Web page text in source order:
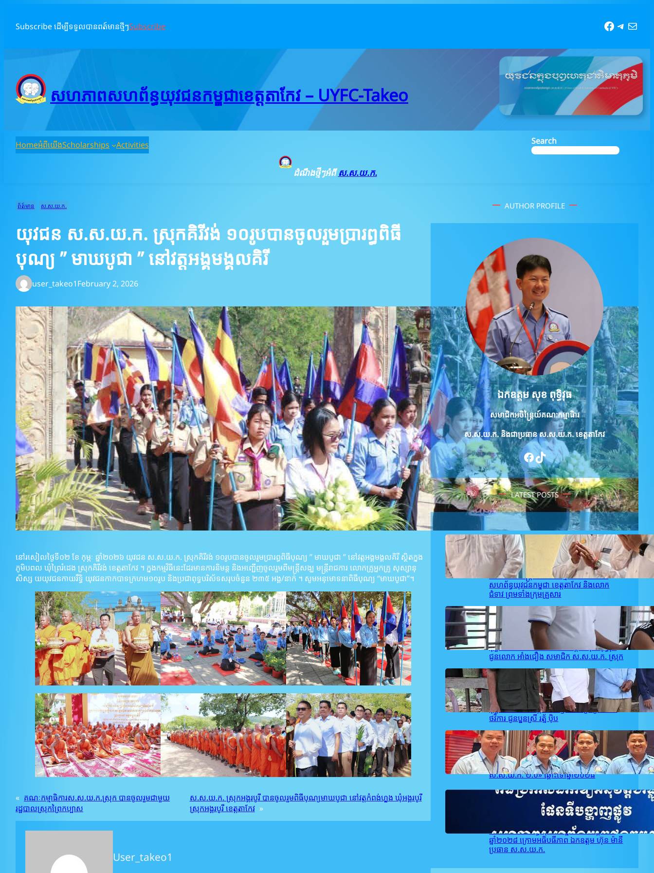
content
Subscribe ដើម្បីទទួលបានពត៍មានថ្មីៗSubscribe Mail
សហភាពសហព័ន្ធយុវជនកម្ពុជាខេត្តតាកែវ – UYFC-Takeo
HomeអំពីយើងScholarships Activities Search
ដំណឹងថ្មីៗអំពីស.ស.យ.ក.
ព័ត៍មាន ស.ស.យ.ក.
យុវជន ស.ស.យ.ក. ស្រុកគិរីវង់ ១០រូបបានចូលរួមប្រារព្ធពិធី
បុណ្យ ” មាឃបូជា ” នៅវត្តអង្គមង្គលគិរី
user_takeo1February 2, 2026
នៅរសៀលថ្ងៃទី០២ ខែ កុម្ភៈ ឆ្នាំ២០២៦ យុវជន ស.ស.យ.ក. ស្រុកគិរីវង់ ១០រូបបានចូលរួមប្រារព្ធពិធីបុណ្យ ” មាឃបូជា ” នៅវត្តអង្គមង្គលគិរី ស្ថិតក្នុង
ភូមិបពល ឃុំព្រៃរំដេង ស្រុកគិរីវង់ ខេត្តតាកែវ ។ ក្នុងកម្មវិធីនេះដែរមានការនិមន្ត​ និងអញ្ជើញចូលរួមពីមន្ត្រីសង្ឃ មន្រ្តីរាជការ លោកគ្រូ​​អ្នកគ្រូ​ សុស្សានុ
សិស្ស យយុវជនកាយរឹទ្ធិ យុវជនកាកបាទក្រហម១០រូប និងប្រជាពុទ្ធបរិស័ទសរុបចំនួន ២៣៥ អង្គ/នាក់ ។ សូមអនុមោទនាពិធីបុណ្យ “មាឃបូជា”។
« គណៈកម្មាធិការស.ស.យ.ក.ស្រុក បានចូលរួមជាមួយ
រដ្ឋបាលស្រុកព្រៃកប្បាស
ស.ស.យ.ក. ស្រុកអង្គរបូរី បានចូលរួមពិធីបុណ្យមាឃបូជា នៅវត្តកំពង់ហ្លួង ឃុំអង្គរបូរី
ស្រុកអង្គរបូរី ខេត្តតាកែវ »
User_takeo1
AUTHOR PROFILE
ឯកឧត្ដម សុខ ពុទ្ធិវុធ
សមាជិកអចិន្ត្រៃយ៍គណ:កម្មាធិារ
ស.ស.យ.ក.និងជាប្រធាន ស.ស.យ.ក. ខេត្តតាកែវ
Facebook TikTok
LATEST POSTS
February 27, 2026.user_takeo1
ឯកឧត្តម សុខ ពុទ្ធិវុធ បានអញ្ជើញគោរព
វិញ្ញាណក្ខន្ធម្តាយរបស់ ឯកឧត្តម ស្រី ច័ន្ទប៉ូរ៉ាត់
សមាជិកអចិន្រ្តៃយ៍គណៈកម្មាធិកាសហភាព
សហព័ន្ធយុវជនកម្ពុជា ខេត្តតាកែវ និងលោក
ជំទាវ ព្រមទាំងក្រុមគ្រួសារ
February 26, 2026.user_takeo1
គណៈកម្មាធិការ ស.ស.យ.ក. ស្រុកអង្គរបូរី
ដឹកនាំដោយលោក ជា សម្បត្តិ បានចុះសួរសុខ
ទុក្ខ និងនាំយកថវិការបស់ឯកឧត្តម សុខ ពុទ្ធិវុធ
ជូនលោក អាំង​ជឿង សមាជិក ស.ស.យ.ក. ស្រុក
February 26, 2026.user_takeo1
គណៈកម្មាធិការ ស.ស.យ.ក. ស្រុកអង្គរបូរី
ដឹកនាំដោយលោក ជា សម្បត្តិ បានចុះសួរសុខ
ទុក្ខ និងនាំយក អង្ករ ៥០kg មី ទឹកត្រី ព្រមទាំង
ថវិការ ជូនប្អូនស្រី រត្ន័ ប៉ិប
February 22, 2026.user_takeo1
ស.ស.យ.ក. ខេត្តតាកែវ បានចូលរួមក្នុងពិធី
ប្រកាសដាក់ឱ្យអនុវត្តជាផ្លូវការ «ផែនទីបង្ហាញផ្លូវ
ស.ស.យ.ក. ២.០» ឆ្ពោះទៅឆ្នាំ២០២៨
February 21, 2026.user_takeo1
សហភាពសហព័ន្ធយុវជនកម្ពុជា នឹងរៀបចំពិធី
ប្រកាសដាក់ឱ្យអនុវត្តជាផ្លូវការផែនទីបង្ហាញផ្លូវ
សហភាពសហព័ន្ធយុវជនកម្ពុជា ២.០ ឆ្ពោះទៅ
ឆ្នាំ២០២៨ ក្រោមអធិបធីភាព ឯកឧត្តម ហ៊ុន ម៉ានី
ប្រធាន ស.ស.យ.ក.